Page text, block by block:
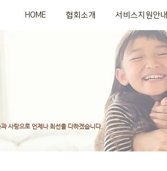
HOME 협회소개 서비스지원안내
사랑으로 언제나 최선을 다하겠습니다.